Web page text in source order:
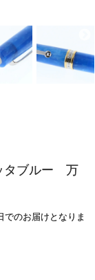
タブルー 万
のお届けとなりま